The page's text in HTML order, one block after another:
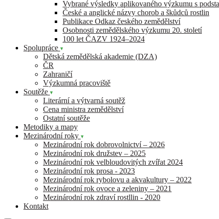
Vybrané výsledky aplikovaného výzkumu s
České a anglické názvy chorob a škůdců rostlin
Publikace Odkaz českého zemědělství
Osobnosti zemědělského výzkumu 20. století
100 let ČAZV 1924–2024
Spolupráce
Dětská zemědělská akademie (DZA)
ČR
Zahraničí
Výzkumná pracoviště
Soutěže
Literární a výtvarná soutěž
Cena ministra zemědělství
Ostatní soutěže
Metodiky a mapy
Mezinárodní roky
Mezinárodní rok dobrovolnictví – 2026
Mezinárodní rok družstev – 2025
Mezinárodní rok velbloudovitých zvířat 2024
Mezinárodní rok prosa - 2023
Mezinárodní rok rybolovu a akvakultury – 2022
Mezinárodní rok ovoce a zeleniny – 2021
Mezinárodní rok zdraví rostllin - 2020
Kontakt